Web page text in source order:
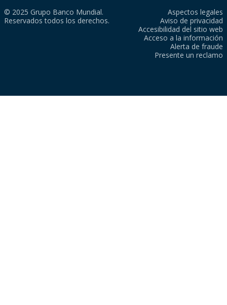
© 2025 Grupo Banco Mundial.
Reservados todos los derechos.
Aspectos legales
Aviso de privacidad
Accesibilidad del sitio web
Acceso a la información
Alerta de fraude
Presente un reclamo